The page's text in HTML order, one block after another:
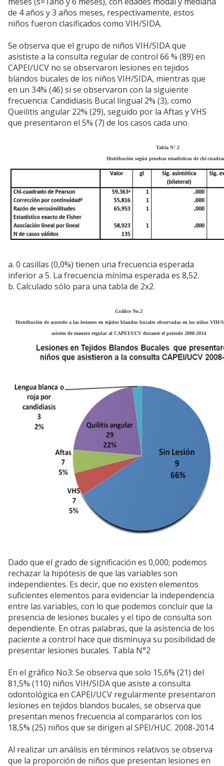
de 4 años y 3 años meses, respectivamente, estos
niños fueron clasificados como VIH/SIDA.
Se observa que el grupo de niños VIH/SIDA que
asististe a la consulta regular de control 66 % (89) en
CAPEI/UCV no se observaron lesiones en tejidos
blandos bucales de los niños VIH/SIDA, mientras que
en un 34% (46) si se observaron con la siguiente
frecuencia: Candidiasis Bucal lingual 2% (3), como
Queilitis angular 22% (29), seguido por la Aftas y VHS
que presentaron el 5% (7) de los casos cada uno.
Tabla N° 2
Distribución según pruebas estadísticas de chi-
a. 0 casillas (0,0%) tienen una frecuencia esperada
inferior a 5. La frecuencia mínima esperada es 8,52.
b. Calculado sólo para una tabla de 2x2.
Gráfico No.2
Distribución de acuerdo a las lesiones en tejidos blandos bucales observadas en los niños VIH/
asisten de manera regular al CAPEI/UCV durante el periodo 2008-2014
Dado que el grado de significación es 0,000; podemos
rechazar la hipótesis de que las variables son
independientes. Es decir, que no existen elementos
suficientes elementos para evidenciar la independencia
entre las variables, con lo que podemos concluir que la
presencia de lesiones bucales y el tipo de consulta son
dependiente. En otras palabras, que la asistencia de los
paciente a control hace que disminuya su posibilidad de
presentar lesiones bucales. Tabla N°2
En el gráfico No3: Se observa que solo 15,6% (21) del
81,5% (110) niños VIH/SIDA que asiste a consulta
odontológica en CAPEI/UCV regularmente presentaron
lesiones en tejidos blandos bucales, se observa que
presentan menos frecuencia al compararlos con los
18,5% (25) niños que se dirigen al SPEI/HUC. 2008-2014
Al realizar un análisis en términos relativos se observa
que la proporción de niños que presentan lesiones en